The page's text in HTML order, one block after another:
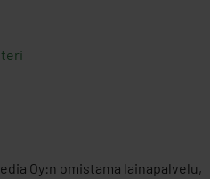
Oy:n omistama lainapalvelu,